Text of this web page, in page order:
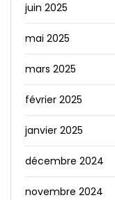
juin 2025
mai 2025
mars 2025
février 2025
janvier 2025
décembre 2024
novembre 2024